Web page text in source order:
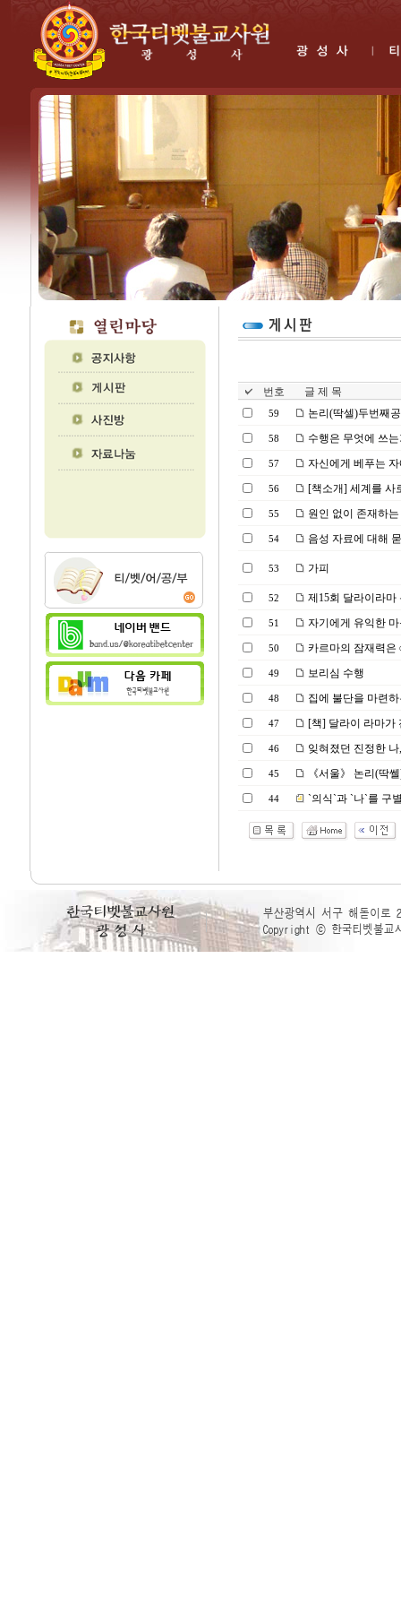
번호 글 제 목
59 논리(딱셀)두번째
58 수행은 무엇에 쓰
57 자신에게 베푸는
56 [책소개] 세계를 사
55 원인 없이 존재하
54 음성 자료에 대해
53 가피
52 제15회 달라이라마
51 자기에게 유익한
50 카르마의 잠재력은
49 보리심 수행
48 집에 불단을 마련
47 [책] 달라이 라마가
46 잊혀졌던 진정한
45 《서울》 논리(딱
44 `의식`과 `나`를 구